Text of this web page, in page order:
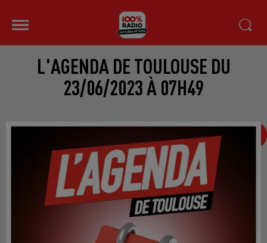
L'AGENDA DE TOULOUSE DU
23/06/2023 À 07H49